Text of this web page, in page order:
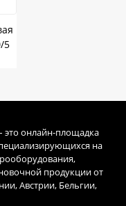
5
это онлайн-площадка
на
продукции от
Австрии, Бельгии,